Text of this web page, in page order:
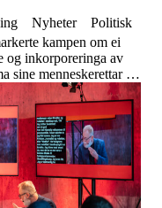
Nyheter
Politisk
kampen om ei
og inkorporeringa av
sine menneskerettar i